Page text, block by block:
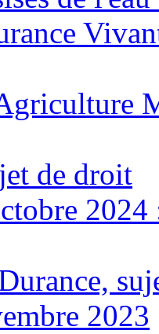
de droit
2024
2023